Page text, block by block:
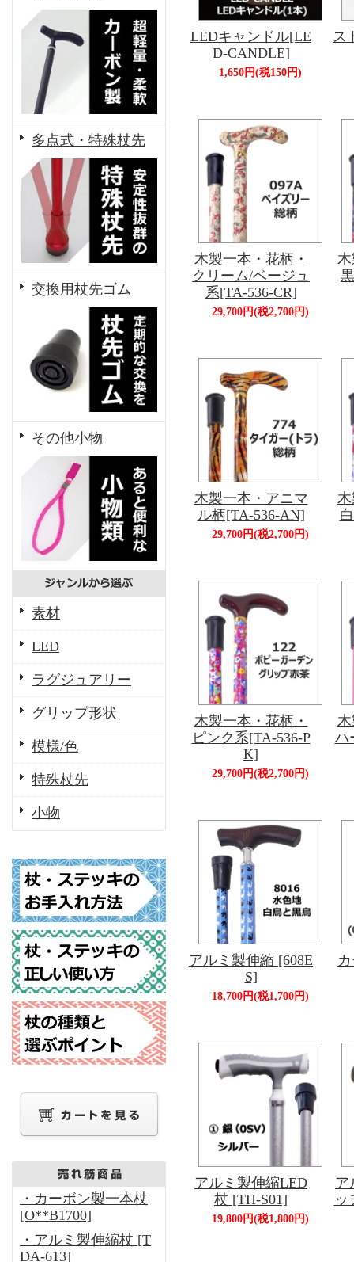
多点式・特殊杖先
交換用杖先ゴム
その他小物
素材
LED
ラグジュアリー
グリップ形状
模様/色
特殊杖先
小物
・カーボン製一本杖
[O**B1700]
・アルミ製伸縮杖 [T
DA-613]
LEDキャンドル[LE
D-CANDLE]
1,650円(税150円)
ス
木製一本・花柄・
クリーム/ベージュ
系[TA-536-CR]
29,700円(税2,700円)
木製一本・アニマ
ル柄[TA-536-AN]
29,700円(税2,700円)
木製一本・花柄・
ピンク系[TA-536-P
K]
29,700円(税2,700円)
ハ
アルミ製伸縮 [608E
S]
18,700円(税1,700円)
アルミ製伸縮LED
杖 [TH-S01]
19,800円(税1,800円)
ア
ッ